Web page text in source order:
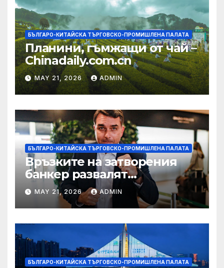
БЪЛГАРО-КИТАЙСКА ТЪРГОВСКО-ПРОМИШЛЕНА ПАЛАТА
Планини, гъмжащи от чай –
Chinadaily.com.cn
MAY 21, 2026 ADMIN
БЪЛГАРО-КИТАЙСКА ТЪРГОВСКО-ПРОМИШЛЕНА ПАЛАТА
Връзките на затворения
банкер развалят
надеждите на Флавио
Болсонаро за президент на
Бразилия
MAY 21, 2026 ADMIN
БЪЛГАРО-КИТАЙСКА ТЪРГОВСКО-ПРОМИШЛЕНА ПАЛАТА